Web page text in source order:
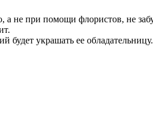
а не при помощи флористов, не
будет украшать ее